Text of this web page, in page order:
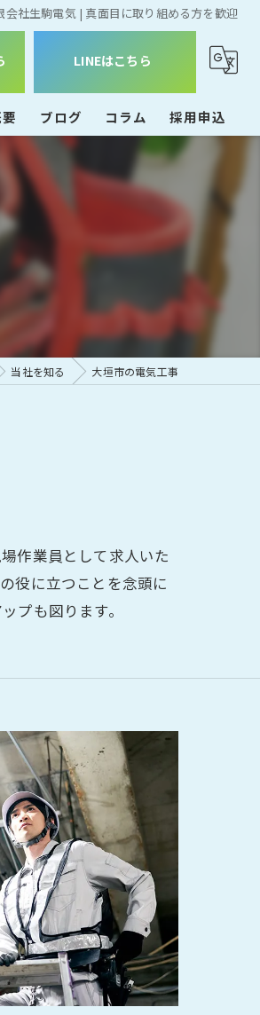
社生駒電気 | 真面目に取り組める方を歓迎
LINEはこちら
ブログ コラム 採用申込
当社を知る 大垣市の電気工事
作業員として求人いた
役に立つことを念頭に
プも図ります。